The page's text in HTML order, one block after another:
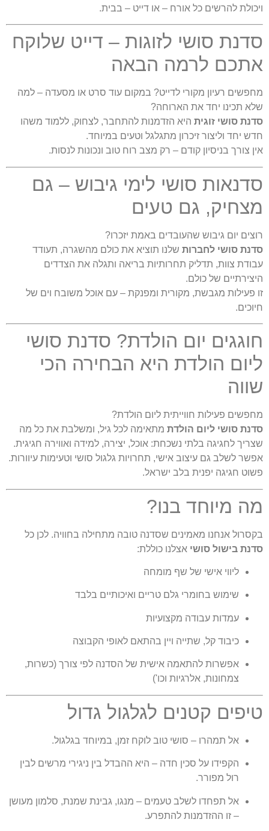
להרשים כל אורח – או דייט – בבית.
סושי לזוגות – דייט שלוקח
לרמה הבאה
רעיון מקורי לדייט? במקום עוד סרט או מסעדה – למה
תכינו יחד את הארוחה?
סושי זוגיתהיא הזדמנות להתחבר, לצחוק, ללמוד משהו
יחד וליצור זיכרון מתגלגל וטעים במיוחד.
צורך בניסיון קודם – רק מצב רוח טוב ונכונות לנסות.
סושי לימי גיבוש – גם
גם טעים
יום גיבוש שהעובדים באמת יזכרו?
סושי לחברותשלנו תוציא את כולם מהשגרה, תעודד
צוות, תדליק תחרותיות בריאה ותגלה את הצדדים
של כולם.
פעילות מגבשת, מקורית ומפנקת – עם אוכל משובח וים של
יום הולדת? סדנת סושי
הולדת היא הבחירה הכי
פעילות חווייתית ליום הולדת?
סושי ליום הולדתמתאימה לכל גיל, ומשלבת את כל מה
לחגיגה בלתי נשכחת: אוכל, יצירה, למידה ואווירה חגיגית.
לשלב גם עיצוב אישי, תחרויות גלגול סושי וטעימות עיוורות.
חגיגה יפנית בלב ישראל.
מיוחד בנו?
אנחנו מאמינים שסדנה טובה מתחילה בחוויה. לכן כל
בישול סושיאצלנו כוללת:
ליווי אישי של שף מומחה
שימוש בחומרי גלם טריים ואיכותיים בלבד
עמדות עבודה מקצועיות
כיבוד קל, שתייה ויין בהתאם לאופי הקבוצה
אפשרות להתאמה אישית של הסדנה לפי צורך (כשרות,
צמחונות, אלרגיות וכו')
קטנים לגלגול גדול
אל תמהרו – סושי טוב לוקח זמן, במיוחד בגלגול.
הקפידו על סכין חדה – היא ההבדל בין ניגירי מרשים לבין
רול מפורר.
אל תפחדו לשלב טעמים – מנגו, גבינת שמנת, סלמון מעושן
– זו ההזדמנות להתפרע.